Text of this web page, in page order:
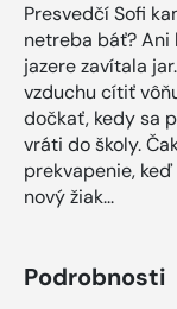
Presvedčí Sofi
netreba báť? Ani
jazere zavítala
vzduchu cítiť
dočkať, kedy sa
vráti do školy.
prekvapenie,
nový žiak...
Podrobnosti